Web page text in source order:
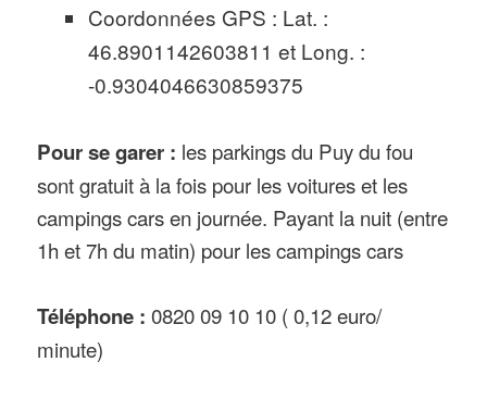
Coordonnées GPS : Lat. :
46.8901142603811 et Long. :
-0.9304046630859375
Pour se garer : les parkings du Puy du fou
sont gratuit à la fois pour les voitures et les
campings cars en journée. Payant la nuit (entre
1h et 7h du matin) pour les campings cars
Téléphone :0820 09 10 10 ( 0,12 euro/
minute)